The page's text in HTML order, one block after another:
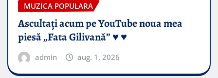
MUZICA POPULARA
Ascultați acum pe YouTube noua mea
piesă „Fata Gilivană” ♥️ ♥️
admin aug. 1, 2026